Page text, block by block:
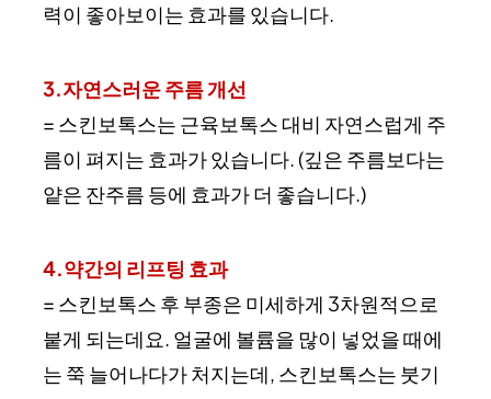
력이 좋아보이는 효과를 있습니다.
3.자연스러운 주름 개선
= 스킨보톡스는 근육보톡스 대비 자연스럽게 주
름이 펴지는 효과가 있습니다. (깊은 주름보다는
얕은 잔주름 등에 효과가 더 좋습니다.)
4.약간의 리프팅 효과
= 스킨보톡스 후 부종은 미세하게 3차원적으로
붙게 되는데요. 얼굴에 볼륨을 많이 넣었을 때에
는 쭉 늘어나다가 처지는데, 스킨보톡스는 붓기